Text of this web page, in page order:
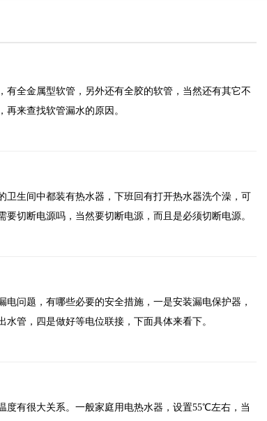
有全金属型软管，另外还有全胶的软管，当然还有其它不
再来查找软管漏水的原因。
卫生间中都装有热水器，下班回有打开热水器洗个澡，可
切断电源吗，当然要切断电源，而且是必须切断电源。
问题，有哪些必要的安全措施，一是安装漏电保护器，
管，四是做好等电位联接，下面具体来看下。
度有很大关系。一般家庭用电热水器，设置55℃左右，当